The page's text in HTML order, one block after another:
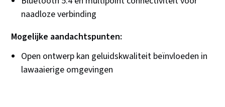
naadloze verbinding
Mogelijke aandachtspunten:
Open ontwerp kan geluidskwaliteit beïnvloeden in
lawaaierige omgevingen